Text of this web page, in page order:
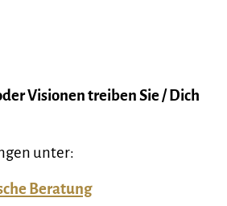
Visionen treiben Sie / Dich
unter:
Beratung